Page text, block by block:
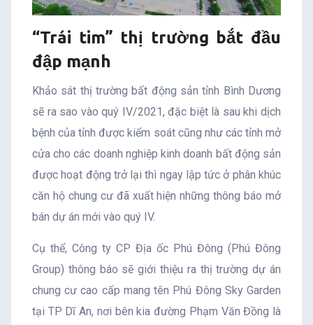
“Trái tim” thị trường bắt đầu
đập mạnh
Khảo sát thị trường bất động sản tỉnh Bình Dương
sẽ ra sao vào quý IV/2021, đặc biệt là sau khi dịch
bệnh của tỉnh được kiểm soát cũng như các tỉnh mở
cửa cho các doanh nghiệp kinh doanh bất động sản
được hoạt động trở lại thì ngay lập tức ở phân khúc
căn hộ chung cư đã xuất hiện những thông báo mở
bán dự án mới vào quý IV.
Cụ thể, Công ty CP Địa ốc Phú Đông (Phú Đông
Group) thông báo sẽ giới thiệu ra thị trường dự án
chung cư cao cấp mang tên Phú Đông Sky Garden
tại TP Dĩ An, nơi bên kia đường Phạm Văn Đồng là